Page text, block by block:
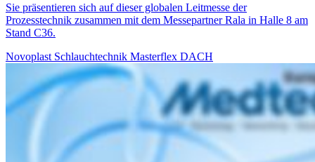
Sie präsentieren sich auf dieser globalen Leitmesse der
Prozesstechnik zusammen mit dem Messepartner Rala in Halle 8 am
Stand C36.
Novoplast Schlauchtechnik Masterflex DACH